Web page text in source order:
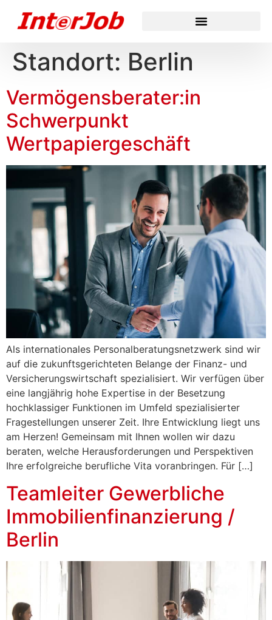
Standort: Berlin
Vermögensberater:in
Schwerpunkt
Wertpapiergeschäft
Als internationales Personalberatungsnetzwerk sind wir
auf die zukunftsgerichteten Belange der Finanz- und
Versicherungswirtschaft spezialisiert. Wir verfügen über
eine langjährig hohe Expertise in der Besetzung
hochklassiger Funktionen im Umfeld spezialisierter
Fragestellungen unserer Zeit. Ihre Entwicklung liegt uns
am Herzen! Gemeinsam mit Ihnen wollen wir dazu
beraten, welche Herausforderungen und Perspektiven
Ihre erfolgreiche berufliche Vita voranbringen. Für […]
Teamleiter Gewerbliche
Immobilienfinanzierung /
Berlin